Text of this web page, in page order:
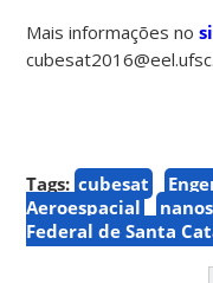
Mais informações no
Tags: cubesat
Aeroespacial
Federal de Santa